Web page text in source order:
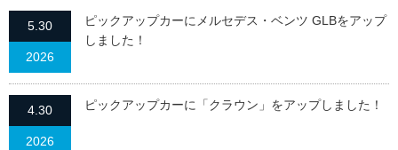
5.30
2026
ピックアップカーにメルセデス・ベンツ GLBをアップ
しました！
4.30
2026
ピックアップカーに「クラウン」をアップしました！